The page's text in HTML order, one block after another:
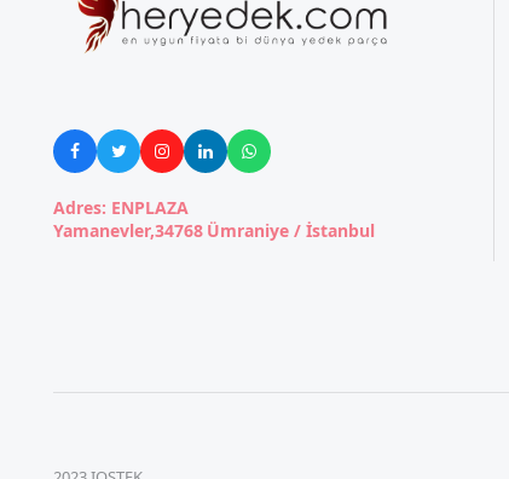
    
Adres: ENPLAZA
Yamanevler,34768 Ümraniye / İstanbul